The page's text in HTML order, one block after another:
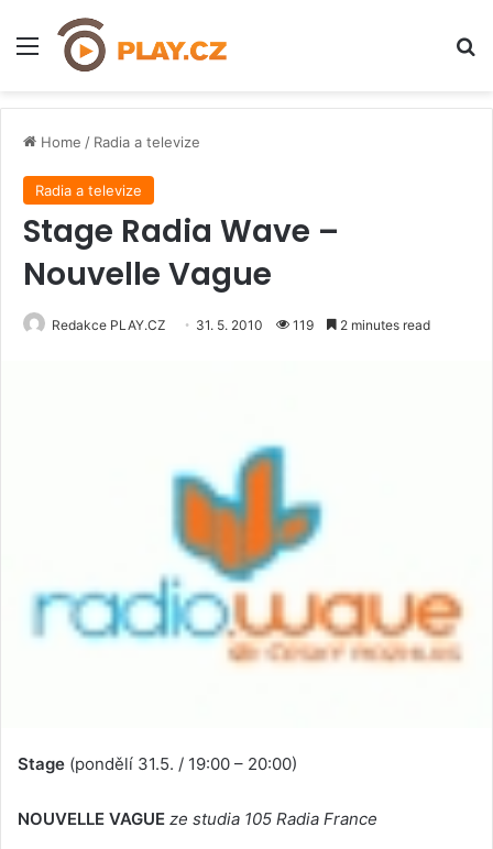
Menu
Home / Radia a televize
Radia a televize
Stage Radia Wave –
Nouvelle Vague
Redakce PLAY.CZ 31. 5. 2010 119 2 minutes read
Stage (pondělí 31.5. / 19:00 – 20:00)
NOUVELLE VAGUE ze studia 105 Radia France